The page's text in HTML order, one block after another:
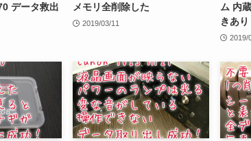
データ救出
メモリ全削除した
2019/03/11
ム 内
きあり
2019/